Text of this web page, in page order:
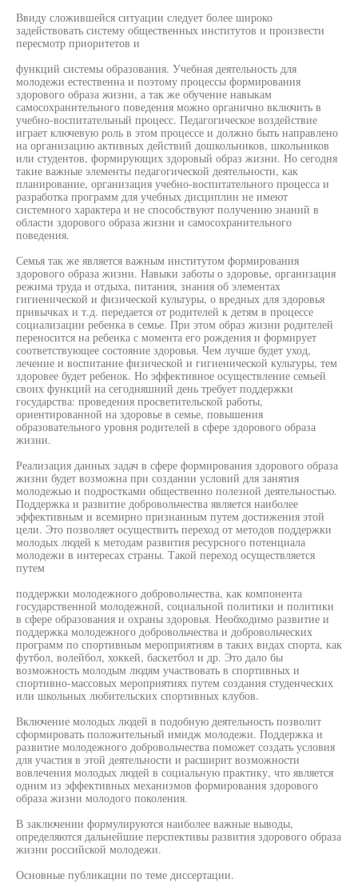
Ввиду сложившейся ситуации следует более широко
задействовать систему общественных институтов и произвести
пересмотр приоритетов и
функций системы образования. Учебная деятельность для
молодежи естественна и поэтому процессы формирования
здорового образа жизни, а так же обучение навыкам
самосохранительного поведения можно органично включить в
учебно-воспитательный процесс. Педагогическое воздействие
играет ключевую роль в этом процессе и должно быть направлено
на организацию активных действий дошкольников, школьников
или студентов, формирующих здоровый образ жизни. Но сегодня
такие важные элементы педагогической деятельности, как
планирование, организация учебно-воспитательного процесса и
разработка программ для учебных дисциплин не имеют
системного характера и не способствуют получению знаний в
области здорового образа жизни и самосохранительного
поведения.
Семья так же является важным институтом формирования
здорового образа жизни. Навыки заботы о здоровье, организация
режима труда и отдыха, питания, знания об элементах
гигиенической и физической культуры, о вредных для здоровья
привычках и т.д. передается от родителей к детям в процессе
социализации ребенка в семье. При этом образ жизни родителей
переносится на ребенка с момента его рождения и формирует
соответствующее состояние здоровья. Чем лучше будет уход,
лечение и воспитание физической и гигиенической культуры, тем
здоровее будет ребенок. Но эффективное осуществление семьей
своих функций на сегодняшний день требует поддержки
государства: проведения просветительской работы,
ориентированной на здоровье в семье, повышения
образовательного уровня родителей в сфере здорового образа
жизни.
Реализация данных задач в сфере формирования здорового образа
жизни будет возможна при создании условий для занятия
молодежью и подростками общественно полезной деятельностью.
Поддержка и развитие добровольчества является наиболее
эффективным и всемирно признанным путем достижения этой
цели. Это позволяет осуществить переход от методов поддержки
молодых людей к методам развития ресурсного потенциала
молодежи в интересах страны. Такой переход осуществляется
путем
поддержки молодежного добровольчества, как компонента
государственной молодежной, социальной политики и политики
в сфере образования и охраны здоровья. Необходимо развитие и
поддержка молодежного добровольчества и добровольческих
программ по спортивным мероприятиям в таких видах спорта, как
футбол, волейбол, хоккей, баскетбол и др. Это дало бы
возможность молодым людям участвовать в спортивных и
спортивно-массовых мероприятиях путем создания студенческих
или школьных любительских спортивных клубов.
Включение молодых людей в подобную деятельность позволит
сформировать положительный имидж молодежи. Поддержка и
развитие молодежного добровольчества поможет создать условия
для участия в этой деятельности и расширит возможности
вовлечения молодых людей в социальную практику, что является
одним из эффективных механизмов формирования здорового
образа жизни молодого поколения.
В заключении формулируются наиболее важные выводы,
определяются дальнейшие перспективы развития здорового образа
жизни российской молодежи.
Основные публикации по теме диссертации.